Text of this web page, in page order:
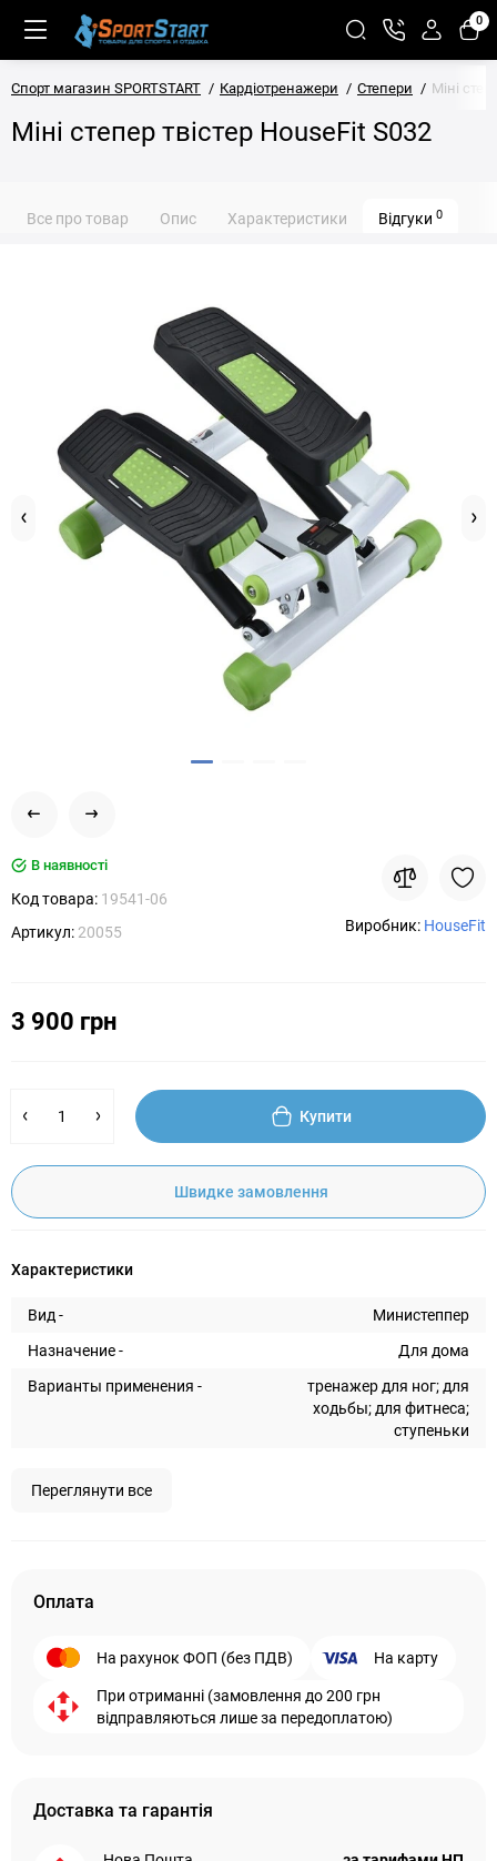
0
Спорт магазин SPORTSTART Кардіотренажери Степери Міні
Міні степер твістер HouseFit S032
Все про товар Опис Характеристики Відгуки 0
В наявності
Код товара: 19541-06
Артикул: 20055 Виробник: HouseFit
3 900 грн
Купити
Швидке замовлення
Характеристики
Вид -
Министеппер
Назначение -
Для дома
Варианты применения -
тренажер для ног; для
ходьбы; для фитнеса;
ступеньки
Переглянути все
Оплата
На рахунок ФОП (без ПДВ) На карту
При отриманні (замовлення до 200 грн
відправляються лише за передоплатою)
Доставка та гарантія